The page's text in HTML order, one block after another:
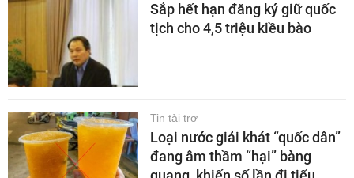
Sắp hết hạn đăng ký giữ quốc
tịch cho 4,5 triệu kiều bào
Tin tài trợ
Loại nước giải khát “quốc dân”
đang âm thầm “hại” bàng